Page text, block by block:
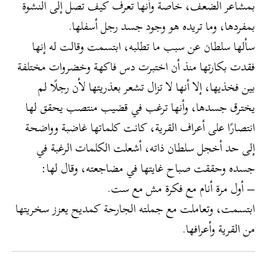
بمشاعر الضعف، خاصة وأنها تعرف كيف تصل إلى النشوة
بمفردها، وما تريده هو وجود جسد رجل أسفلها.
سألها سلطان عن سبب ما تطلبه، ابتسمت وقالت له إنها
فقدت بكارتها منذ أن اختبرت دس فاكهة وخضروات مختلفة
بين فخذيها، إلا أنها لا تزال تشعر بعذريتها لأن رجلًا لم
يخترق جسدها، وأنها ترغب في قضيب منتصب يحقق لها
انتصارًا على أعراف القرية، كانت كلماتها غاضبة وواضحة
إلى حد أخجل سلطان ذاته، أشعلت الكلمات الرغبة في
جسده وحققت صباح غايتها في مضاجعته، وقال لها:
– أول مرة أنام مع فكرة مش مع ست.
ابتسمت، وتعاملت مع جملته الجارحة كمديح يعزز سخريتها
من القرية وأعرافها.